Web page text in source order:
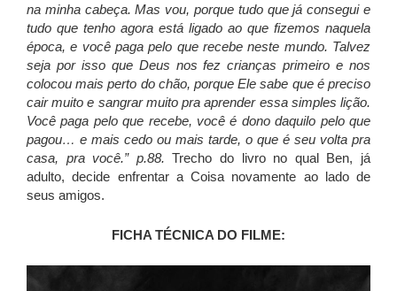
na minha cabeça. Mas vou, porque tudo que já consegui e
tudo que tenho agora está ligado ao que fizemos naquela
época, e você paga pelo que recebe neste mundo. Talvez
seja por isso que Deus nos fez crianças primeiro e nos
colocou mais perto do chão, porque Ele sabe que é preciso
cair muito e sangrar muito pra aprender essa simples lição.
Você paga pelo que recebe, você é dono daquilo pelo que
pagou… e mais cedo ou mais tarde, o que é seu volta pra
casa, pra você.” p.88.Trecho do livro no qual Ben, já
adulto, decide enfrentar a Coisa novamente ao lado de
seus amigos.
FICHA TÉCNICA DO FILME: